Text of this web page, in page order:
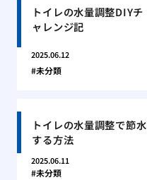
トイレの水量調整DIYチ
ャレンジ記
2025.06.12
未分類
トイレの水量調整で節水
する方法
2025.06.11
未分類